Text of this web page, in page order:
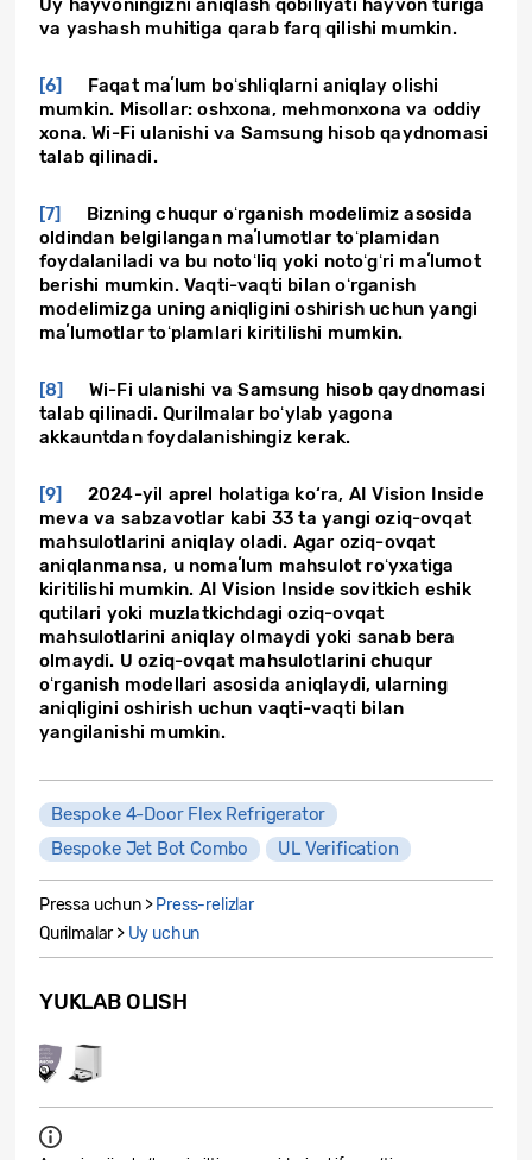
Uy hayvoningizni aniqlash qobiliyati hayvon turiga
va yashash muhitiga qarab farq qilishi mumkin.
[6]
Faqat maʼlum boʻshliqlarni aniqlay olishi
mumkin. Misollar: oshxona, mehmonxona va oddiy
xona. Wi-Fi ulanishi va Samsung hisob qaydnomasi
talab qilinadi.
[7]
Bizning chuqur oʻrganish modelimiz asosida
oldindan belgilangan maʼlumotlar toʻplamidan
foydalaniladi va bu notoʻliq yoki notoʻgʻri maʼlumot
berishi mumkin. Vaqti-vaqti bilan oʻrganish
modelimizga uning aniqligini oshirish uchun yangi
maʼlumotlar toʻplamlari kiritilishi mumkin.
[8]
Wi-Fi ulanishi va Samsung hisob qaydnomasi
talab qilinadi. Qurilmalar boʻylab yagona
akkauntdan foydalanishingiz kerak.
[9]
2024-yil aprel holatiga ko‘ra, AI Vision Inside
meva va sabzavotlar kabi 33 ta yangi oziq-ovqat
mahsulotlarini aniqlay oladi. Agar oziq-ovqat
aniqlanmansa, u nomaʼlum mahsulot roʻyxatiga
kiritilishi mumkin. AI Vision Inside sovitkich eshik
qutilari yoki muzlatkichdagi oziq-ovqat
mahsulotlarini aniqlay olmaydi yoki sanab bera
olmaydi. U oziq-ovqat mahsulotlarini chuqur
oʻrganish modellari asosida aniqlaydi, ularning
aniqligini oshirish uchun vaqti-vaqti bilan
yangilanishi mumkin.
Bespoke 4-Door Flex Refrigerator
Bespoke Jet Bot Combo
UL Verification
Pressa uchun > Press-relizlar
Qurilmalar > Uy uchun
YUKLAB OLISH